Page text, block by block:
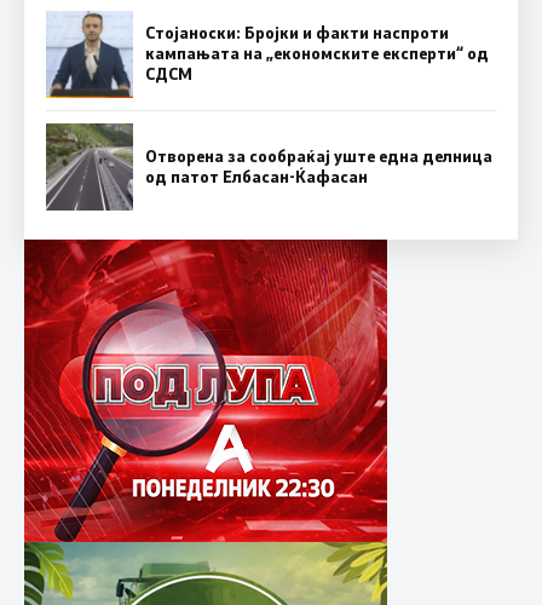
Стојаноски: Бројки и факти наспроти
кампањата на „економските експерти“ од
СДСM
Отворена за сообраќај уште една делница
од патот Елбасан-Ќафасан